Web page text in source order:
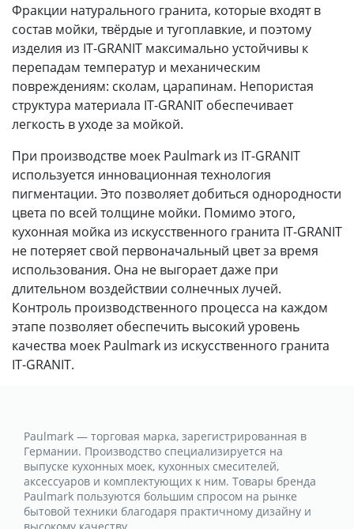
Фракции натурального гранита, которые входят в
состав мойки, твёрдые и тугоплавкие, и поэтому
изделия из IT-GRANIT максимально устойчивы к
перепадам температур и механическим
повреждениям: сколам, царапинам. Непористая
структура материала IT-GRANIT обеспечивает
легкость в уходе за мойкой.
При производстве моек Paulmark из IT-GRANIT
используется инновационная технология
пигментации. Это позволяет добиться однородности
цвета по всей толщине мойки. Помимо этого,
кухонная мойка из искусственного гранита IT-GRANIT
не потеряет свой первоначальный цвет за время
использования. Она не выгорает даже при
длительном воздействии солнечных лучей.
Контроль производственного процесса на каждом
этапе позволяет обеспечить высокий уровень
качества моек Paulmark из искусственного гранита
IT-GRANIT.
Paulmark — торговая марка, зарегистрированная в
Германии. Производство специализируется на
выпуске кухонных моек, кухонных смесителей,
аксессуаров и комплектующих к ним. Товары бренда
Paulmark пользуются большим спросом на рынке
бытовой техники благодаря практичному дизайну и